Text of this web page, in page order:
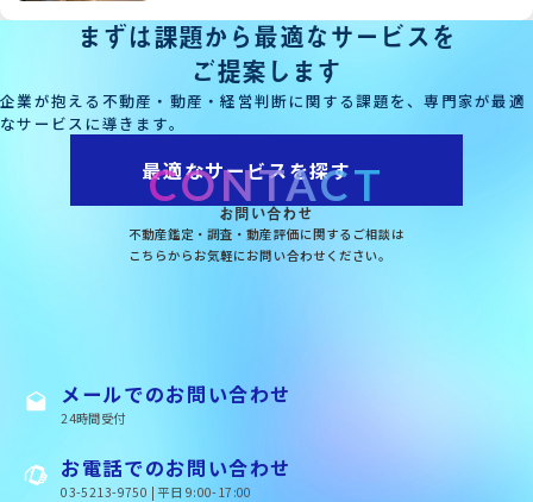
まずは課題から最適なサービスを
ご提案します
企業が抱える不動産・動産・経営判断に関する課題を、専門家が最適
なサービスに導きます。
最適なサービスを探す
CONTACT
お問い合わせ
不動産鑑定・調査・動産評価に関するご相談は
こちらからお気軽にお問い合わせください。
メールでのお問い合わせ
24時間受付
お電話でのお問い合わせ
03-5213-9750 | 平日 9:00-17:00